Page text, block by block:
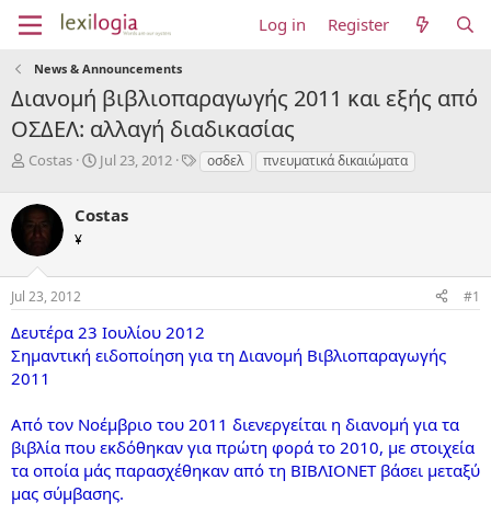
Log in Register
News & Announcements
Διανομή βιβλιοπαραγωγής 2011 και εξής από
ΟΣΔΕΛ: αλλαγή διαδικασίας
T
e
a
d
s
t
a
r
t
e
Costas
S
r
a
e
Jul 23, 2012
Tοσδελ πνευματικά δικαιώματα
Costas
¥
Jul 23, 2012 #1
Δευτέρα 23 Ιουλίου 2012
Σημαντική ειδοποίηση για τη Διανομή Βιβλιοπαραγωγής
2011
Από τον Νοέμβριο του 2011 διενεργείται η διανομή για τα
βιβλία που εκδόθηκαν για πρώτη φορά το 2010, με στοιχεία
τα οποία μάς παρασχέθηκαν από τη ΒΙΒΛΙΟΝΕΤ βάσει μεταξύ
μας σύμβασης.